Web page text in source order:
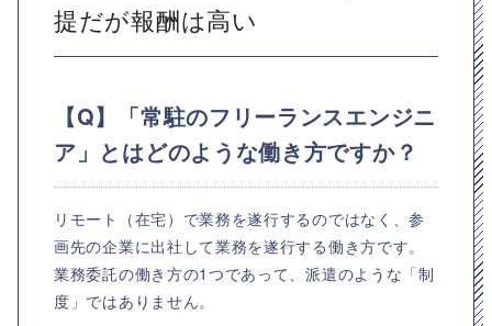
提だが報酬は高い
【Q】「常駐のフリーランスエンジニ
ア」とはどのような働き方ですか？
リモート（在宅）で業務を遂行するのではなく、参
画先の企業に出社して業務を遂行する働き方です。
業務委託の働き方の1つであって、派遣のような「制
度」ではありません。